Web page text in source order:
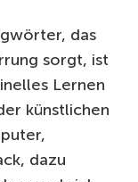
das
sorgt, ist
Lernen
künstlichen
dazu